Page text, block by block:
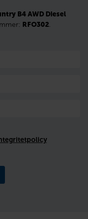
B4 AWD Diesel
RFO302.